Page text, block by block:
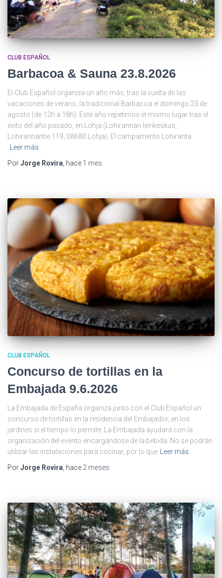
CLUB ESPAÑOL
Barbacoa & Sauna 23.8.2026
El Club Español organiza un año más, tras la vuelta de las
vacaciones de verano, la tradicional Barbacoa el domingo 23 de
agosto (de 12h a 18h). Este año repetimos el mismo lugar tras el
éxito del año pasado, en Lohja (Lohirannan leirikeskus,
Lohirannantie 119, 08680 Lohja). El campamento Lohiranta
Leer más
PorJorge Rovira , hace 1 mes
CLUB ESPAÑOL
Concurso de tortillas en la
Embajada 9.6.2026
La Embajada de España organiza junto con el Club Español un
concurso de tortillas en la residencia del Embajador, en los
jardines si el tiempo lo permite. La Embajada ayudará con la
organización del evento encargándose de la bebida. No se podrán
utilizar las instalaciones para cocinar, por lo que Leer más
PorJorge Rovira, hace 2 meses